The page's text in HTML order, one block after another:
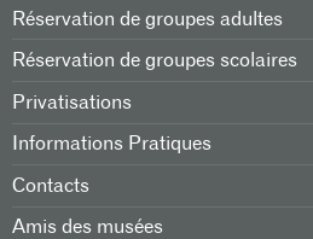
Réservation de groupes adultes
Réservation de groupes scolaires
Privatisations
Informations Pratiques
Contacts
Amis des musées